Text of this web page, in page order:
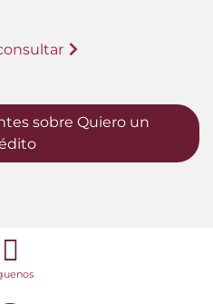
sobre Quiero un